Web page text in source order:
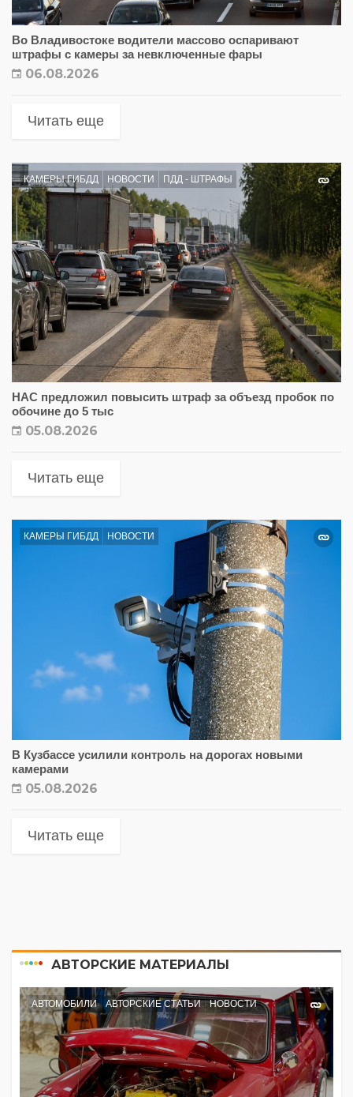
Во Владивостоке водители массово оспаривают
штрафы с камеры за невключенные фары
06.08.2026
Читать еще
КАМЕРЫ ГИБДД НОВОСТИ ПДД - ШТРАФЫ
НАС предложил повысить штраф за объезд пробок по
обочине до 5 тыс
05.08.2026
Читать еще
КАМЕРЫ ГИБДД НОВОСТИ
В Кузбассе усилили контроль на дорогах новыми
камерами
05.08.2026
Читать еще
АВТОРСКИЕ МАТЕРИАЛЫ
АВТОМОБИЛИ АВТОРСКИЕ СТАТЬИ НОВОСТИ